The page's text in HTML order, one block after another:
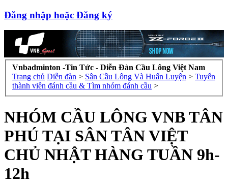
Đăng nhập hoặc Đăng ký
Vnbadminton -Tin Tức - Diễn Đàn Cầu Lông Việt Nam
Trang chủ Diễn đàn > Sân Cầu Lông Và Huấn Luyện > Tuyển
thành viên đánh cầu & Tìm nhóm đánh cầu >
NHÓM CẦU LÔNG VNB TÂN
PHÚ TẠI SÂN TÂN VIỆT
CHỦ NHẬT HÀNG TUẦN 9h-
12h